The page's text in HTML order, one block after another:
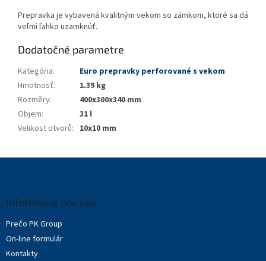
Prepravka je vybavená kvalitným vekom so zámkom, ktoré sa dá
veľmi ľahko uzamknúť.
Dodatočné parametre
Kategória:
Euro prepravky perforované s vekom
Hmotnosť:
1.39 kg
Rozměry:
400x300x340 mm
Objem:
31 l
Velikost otvorů: 10x10 mm
Informácie pre vás
Prečo PK Group
On-line formulár
Kontakty